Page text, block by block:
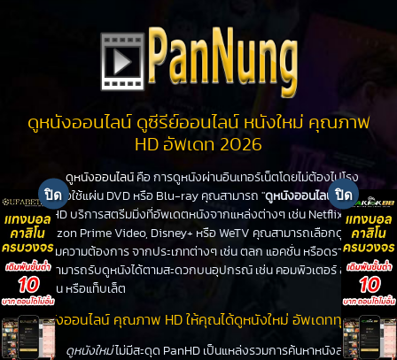
ดูหนังออนไลน์ ดูซีรีย์ออนไลน์ หนังใหม่ คุณภาพ
HD อัพเดท 2026
ดูหนังออนไลน์ คือ การดูหนังผ่านอินเทอร์เน็ตโดยไม่ต้องไปโรง
หนังหรือใช้แผ่น DVD หรือ Blu-ray คุณสามารถ "ดูหนังออนไลน์ " ได้ที่
PanHD บริการสตรีมมิ่งที่อัพเดตหนังจากแหล่งต่างๆ เช่น Netflix,
Amazon Prime Video, Disney+ หรือ WeTV คุณสามารถเลือกดูหนัง
ได้ตามความต้องการ จากประเภทต่างๆ เช่น ตลก แอคชั่น หรือดราม่า
คุณสามารถรับดูหนังได้ตามสะดวกบนอุปกรณ์ เช่น คอมพิวเตอร์ สมา
ร์ทโฟน หรือแท็บเล็ต
ดูหนังออนไลน์ คุณภาพ HD ให้คุณได้ดูหนังใหม่ อัพเดททุกวัน
ดูหนังใหม่ไม่มีสะดุด PanHD เป็นแหล่งรวมการค้นหาหนังล่าสุด